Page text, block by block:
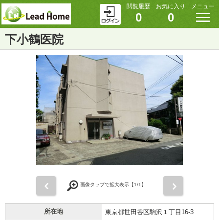
閲覧履歴
0
お気に入り
0
メニュー
下小鶴医院
画像タップで拡大表示【1/1】
所在地 東京都世田谷区駒沢１丁目16-3